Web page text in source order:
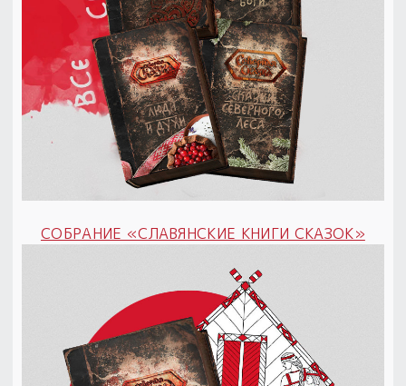
Пыльный сундучок
большое обновление
Товары со скидкой
Новинки
Товары недели
Безоплатная доставка
на заказ от 4 тыс. руб. со скидкой
к заказу от 3 тыс. руб.
СОБРАНИЕ «СЛАВЯНСКИЕ КНИГИ СКАЗОК»